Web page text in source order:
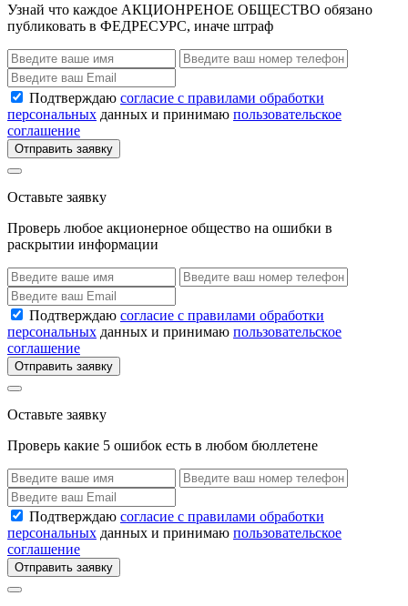
Узнай что каждое АКЦИОНРЕНОЕ ОБЩЕСТВО обязано
публиковать в ФЕДРЕСУРС, иначе штраф
Подтверждаю согласие с правилами обработки
персональных данных и принимаю пользовательское
соглашение
Отправить заявку
Оставьте заявку
Проверь любое акционерное общество на ошибки в
раскрытии информации
Подтверждаю согласие с правилами обработки
персональных данных и принимаю пользовательское
соглашение
Отправить заявку
Оставьте заявку
Проверь какие 5 ошибок есть в любом бюллетене
Подтверждаю согласие с правилами обработки
персональных данных и принимаю пользовательское
соглашение
Отправить заявку